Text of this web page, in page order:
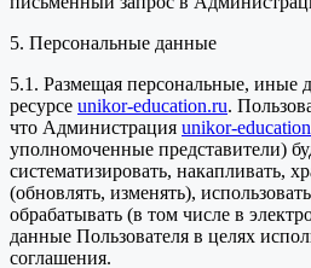
5. Персональные данные
5.1. Размещая персональные, иные
ресурсе unikor-education.ru.
что Администрация unikor-
уполномоченные представители)
систематизировать, накапливать,
(обновлять, изменять),
обрабатывать (в том числе в
данные Пользователя в целях
соглашения.